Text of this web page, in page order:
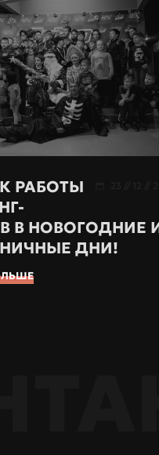
РАБОТЫ
В НОВОГОДНИЕ
ДНИ!